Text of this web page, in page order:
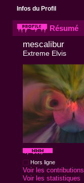
Infos du Profil
Résumé
mescalibur
Extreme Elvis
Hors ligne
Voir les contributions
Voir les statistiques